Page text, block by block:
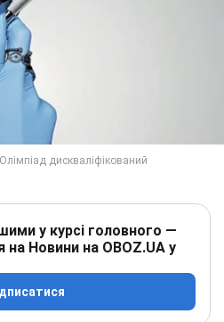
у курсі головного —
на Новини на OBOZ.UA у